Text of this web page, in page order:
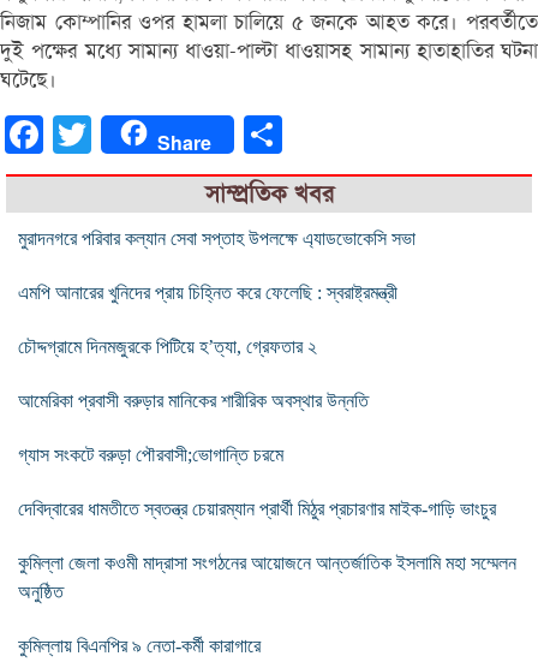
নিজাম কোম্পানির ওপর হামলা চালিয়ে ৫ জনকে আহত করে। পরবর্তীতে
দুই পক্ষের মধ্যে সামান্য ধাওয়া-পাল্টা ধাওয়াসহ সামান্য হাতাহাতির ঘটনা
ঘটেছে।
FacebookTwitter Share
সাম্প্রতিক খবর
মুরাদনগরে পরিবার কল্যান সেবা সপ্তাহ উপলক্ষে এ্যাডভোকেসি সভা
এমপি আনারের খুনিদের প্রায় চিহ্নিত করে ফেলেছি : স্বরাষ্ট্রমন্ত্রী
চৌদ্দগ্রামে দিনমজুরকে পিটিয়ে হ’ত্যা, গ্রেফতার ২
আমেরিকা প্রবাসী বরুড়ার মানিকের শারীরিক অবস্থার উন্নতি
গ্যাস সংকটে বরুড়া পৌরবাসী;ভোগান্তি চরমে
দেবিদ্বারের ধামতীতে স্বতন্ত্র চেয়ারম্যান প্রার্থী মিঠুর প্রচারণার মাইক-গাড়ি ভাংচুর
কুমিল্লা জেলা কওমী মাদ্রাসা সংগঠনের আয়োজনে আন্তর্জাতিক ইসলামি মহা সম্মেলন
অনুষ্ঠিত
কুমিল্লায় বিএনপির ৯ নেতা-কর্মী কারাগারে